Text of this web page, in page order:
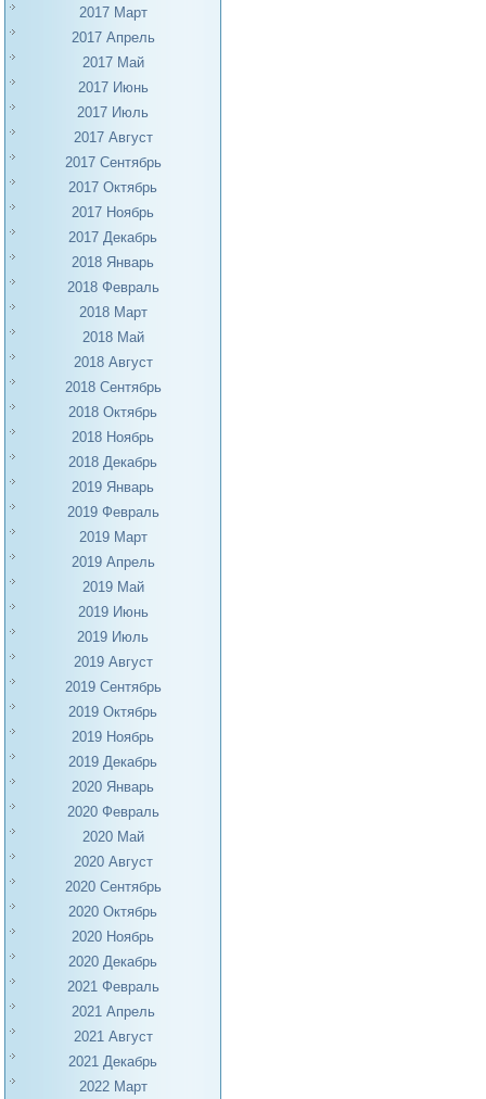
2017 Март
2017 Апрель
2017 Май
2017 Июнь
2017 Июль
2017 Август
2017 Сентябрь
2017 Октябрь
2017 Ноябрь
2017 Декабрь
2018 Январь
2018 Февраль
2018 Март
2018 Май
2018 Август
2018 Сентябрь
2018 Октябрь
2018 Ноябрь
2018 Декабрь
2019 Январь
2019 Февраль
2019 Март
2019 Апрель
2019 Май
2019 Июнь
2019 Июль
2019 Август
2019 Сентябрь
2019 Октябрь
2019 Ноябрь
2019 Декабрь
2020 Январь
2020 Февраль
2020 Май
2020 Август
2020 Сентябрь
2020 Октябрь
2020 Ноябрь
2020 Декабрь
2021 Февраль
2021 Апрель
2021 Август
2021 Декабрь
2022 Март